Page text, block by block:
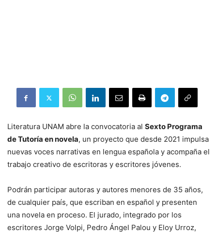
Literatura UNAM abre la convocatoria al Sexto Programa
de Tutoría en novela, un proyecto que desde 2021 impulsa
nuevas voces narrativas en lengua española y acompaña el
trabajo creativo de escritoras y escritores jóvenes.
Podrán participar autoras y autores menores de 35 años,
de cualquier país, que escriban en español y presenten
una novela en proceso. El jurado, integrado por los
escritores Jorge Volpi, Pedro Ángel Palou y Eloy Urroz,